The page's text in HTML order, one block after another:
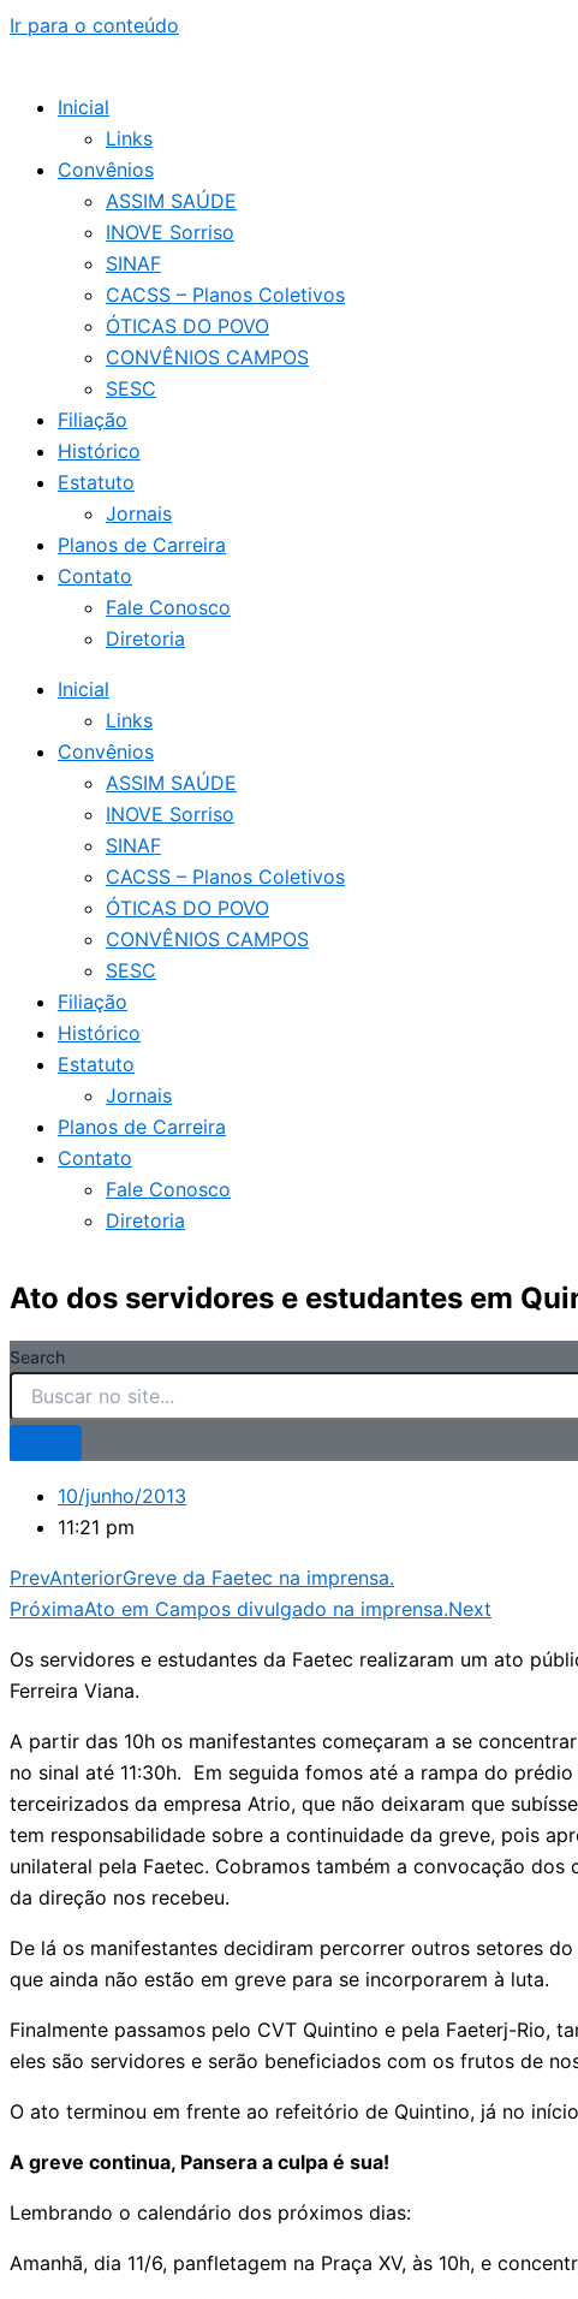
Ir para o conteúdo
Inicial
Links
Convênios
ASSIM SAÚDE
INOVE Sorriso
SINAF
CACSS – Planos Coletivos
ÓTICAS DO POVO
CONVÊNIOS CAMPOS
SESC
Filiação
Histórico
Estatuto
Jornais
Planos de Carreira
Contato
Fale Conosco
Diretoria
Inicial
Links
Convênios
ASSIM SAÚDE
INOVE Sorriso
SINAF
CACSS – Planos Coletivos
ÓTICAS DO POVO
CONVÊNIOS CAMPOS
SESC
Filiação
Histórico
Estatuto
Jornais
Planos de Carreira
Contato
Fale Conosco
Diretoria
Ato dos servidores e estudantes em
Search
10/junho/2013
11:21 pm
PrevAnteriorGreve da Faetec na imprensa.
PróximaAto em Campos divulgado na imprensa.Next
Os servidores e estudantes da Faetec realizaram um ato
Ferreira Viana.
A partir das 10h os manifestantes começaram a se
no sinal até 11:30h. Em seguida fomos até a rampa do
terceirizados da empresa Atrio, que não deixaram que
tem responsabilidade sobre a continuidade da greve, pois
unilateral pela Faetec. Cobramos também a convocação
da direção nos recebeu.
De lá os manifestantes decidiram percorrer outros setores
que ainda não estão em greve para se incorporarem à luta.
Finalmente passamos pelo CVT Quintino e pela Faeterj-Rio,
eles são servidores e serão beneficiados com os frutos de
O ato terminou em frente ao refeitório de Quintino, já no
A greve continua, Pansera a culpa é sua!
Lembrando o calendário dos próximos dias:
Amanhã, dia 11/6, panfletagem na Praça XV, às 10h, e